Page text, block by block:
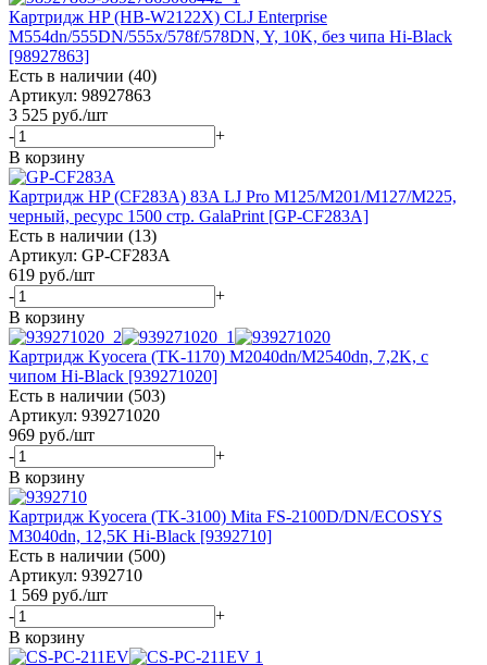
Картридж HP (HB-W2122X) CLJ Enterprise
M554dn/555DN/555x/578f/578DN, Y, 10K, без чипа Hi-Black
[98927863]
Есть в наличии (40)
Артикул: 98927863
3 525 руб./шт
-
+
В корзину
Картридж HP (CF283A) 83A LJ Pro M125/M201/M127/M225,
черный, ресурс 1500 стр. GalaPrint [GP-CF283A]
Есть в наличии (13)
Артикул: GP-CF283A
619 руб./шт
-
+
В корзину
Картридж Kyocera (TK-1170) M2040dn/M2540dn, 7,2K, с
чипом Hi-Black [939271020]
Есть в наличии (503)
Артикул: 939271020
969 руб./шт
-
+
В корзину
Картридж Kyocera (TK-3100) Mita FS-2100D/DN/ECOSYS
M3040dn, 12,5K Hi-Black [9392710]
Есть в наличии (500)
Артикул: 9392710
1 569 руб./шт
-
+
В корзину